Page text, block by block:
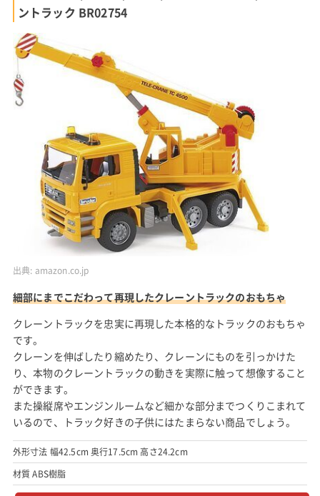
バイオプラスチック使用で環境に優しいおもちゃのダンプトラッ
ク
農薬不使用で育てられたサトウキビを原材料にしたバイオプラス
チック素材で作られたおもちゃのダンプトラック。
荷台に砂を入れて運んだり、荷台を持ち上げたり、まるで本物の
ダンプカーのようにごっこ遊びが楽しめます。
また、比較的小さく軽量なサイズ感なので、小さな子供でも扱い
やすいでしょう。
かわいいパッケージに包装されているため、誕生日などのプレゼ
ントにもおすすめ。
外形寸法 幅28cm 奥行14cm 高さ15cm
材質 ポリエチレン
amazonで見る
ブルーダー (Bruder) MAN (エム・アー・エヌ) クレー
ントラック BR02754